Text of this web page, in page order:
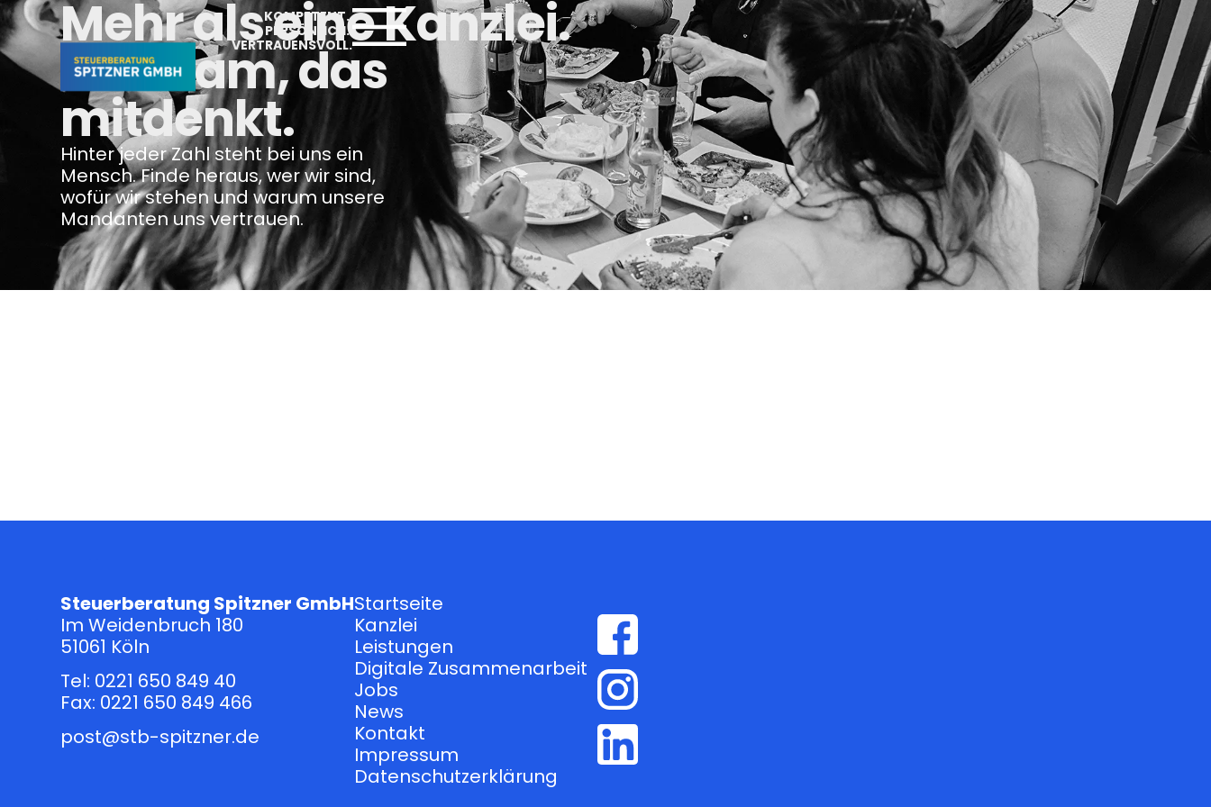
KOMPETENT.
PERSÖNLICH.
VERTRAUENSVOLL.
Mehr als eine Kanzlei.
Ein Team, das
mitdenkt.
Hinter jeder Zahl steht bei uns ein
Mensch. Finde heraus, wer wir sind,
wofür wir stehen und warum unsere
Mandanten uns vertrauen.
Steuerberatung Spitzner GmbH
Im Weidenbruch 180
51061 Köln
Tel: 0221 650 849 40
Fax: 0221 650 849 466
post@stb-spitzner.de
Startseite
Kanzlei
Leistungen
Digitale Zusammenarbeit
Jobs
News
Kontakt
Impressum
Datenschutzerklärung